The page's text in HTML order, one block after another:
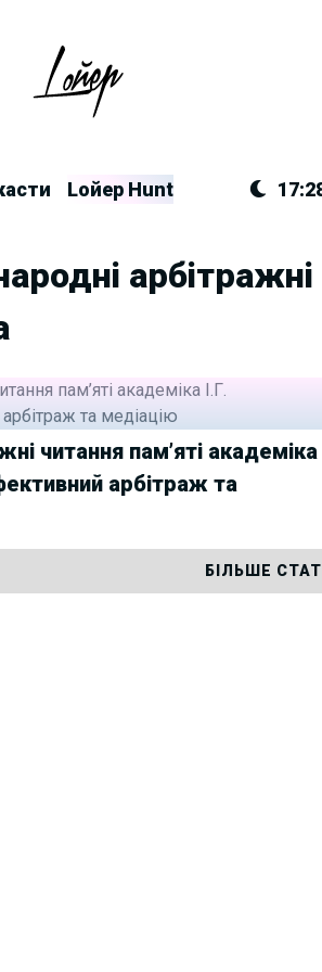
Lойер Hunt
читання пам’яті академіка
арбітраж та
БІЛЬШЕ